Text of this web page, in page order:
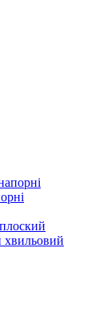
хвильовий